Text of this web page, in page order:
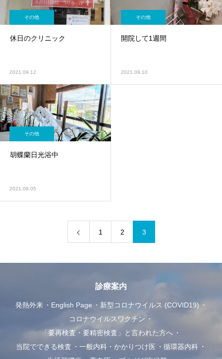
その他
休日のクリニック
2021.09.12
その他
開院して1週間
2021.09.10
その他
胡蝶蘭日光浴中
2021.09.05
1 2 3
診療案内
発熱外来 English Page
新型コロナウイルス (COVID19)
コロナウイルスワクチン
「要再検査・要精密検査」と言われた方へ
当院でできる検査
一般内科・かかりつけ医
循環器内科